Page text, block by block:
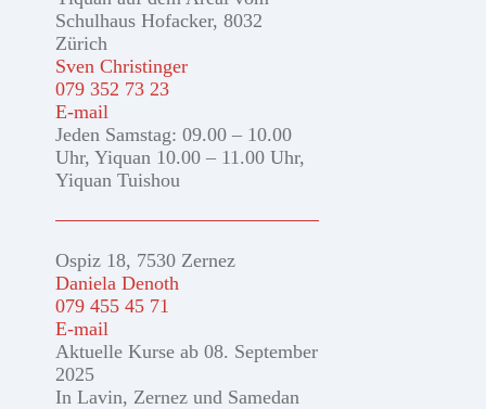
Schulhaus Hofacker, 8032
Zürich
Sven Christinger
079 352 73 23
E-mail
Jeden Samstag: 09.00 – 10.00
Uhr, Yiquan 10.00 – 11.00 Uhr,
Yiquan Tuishou
Ospiz 18, 7530 Zernez
Daniela Denoth
079 455 45 71
E-mail
Aktuelle Kurse ab 08. September
2025
In Lavin, Zernez und Samedan